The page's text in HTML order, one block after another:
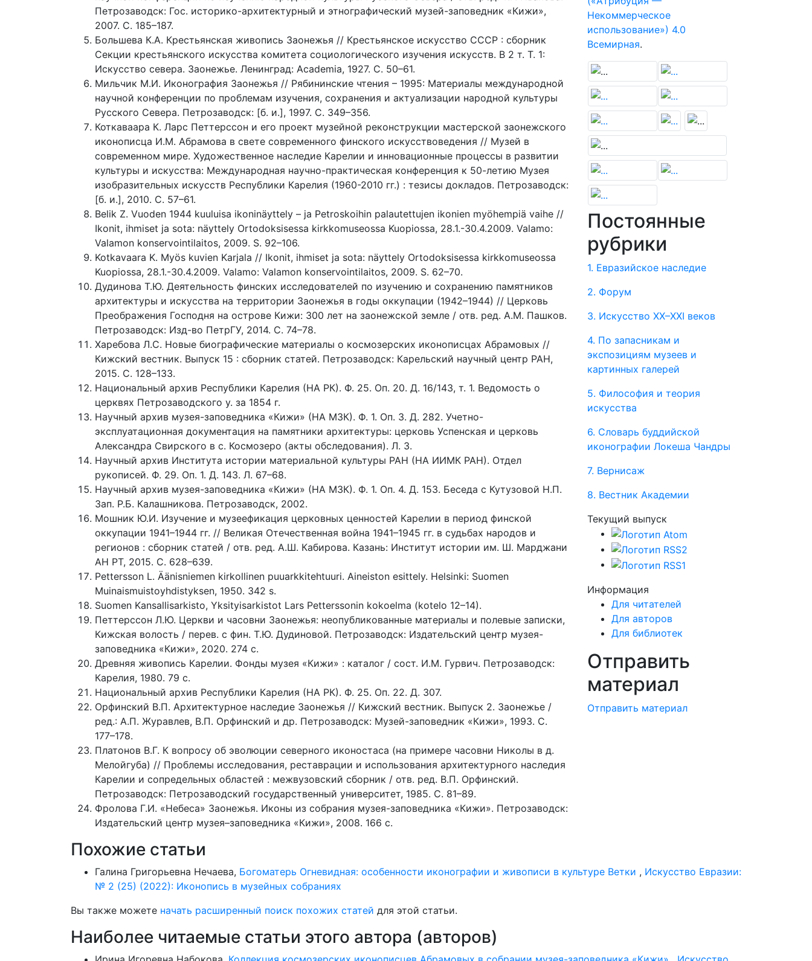
Некоммерческое
использование») 4.0
Всемирная.
Постоянные
рубрики
1. Евразийское наследие
2. Форум
3. Искусство XX–XXI веков
4. По запасникам и
экспозициям музеев и
картинных галерей
5. Философия и теория
искусства
6. Словарь буддийской
иконографии Локеша Чандры
7. Вернисаж
8. Вестник Академии
Текущий выпуск
Информация
Для читателей
Для авторов
Для библиотек
Отправить
материал
Отправить материал
Петрозаводск: Гос. историко-архитектурный и этнографический музей-заповедник «Кижи»,
2007. С. 185–187.
Большева К.А. Крестьянская живопись Заонежья // Крестьянское искусство СССР : сборник
Секции крестьянского искусства комитета социологического изучения искусств. В 2 т. Т. 1:
Искусство севера. Заонежье. Ленинград: Academia, 1927. С. 50–61.
Мильчик М.И. Иконография Заонежья // Рябининские чтения – 1995: Материалы международной
научной конференции по проблемам изучения, сохранения и актуализации народной культуры
Русского Севера. Петрозаводск: [б. и.], 1997. С. 349–356.
Коткаваара К. Ларс Петтерссон и его проект музейной реконструкции мастерской заонежского
иконописца И.М. Абрамова в свете современного финского искусствоведения // Музей в
современном мире. Художественное наследие Карелии и инновационные процессы в развитии
культуры и искусства: Международная научно-практическая конференция к 50-летию Музея
изобразительных искусств Республики Карелия (1960-2010 гг.) : тезисы докладов. Петрозаводск:
[б. и.], 2010. С. 57–61.
Belik Z. Vuoden 1944 kuuluisa ikoninäyttely – ja Petroskoihin palautettujen ikonien myöhempiä vaihe //
Ikonit, ihmiset ja sota: näyttely Ortodoksisessa kirkkomuseossa Kuopiossa, 28.1.-30.4.2009. Valamo:
Valamon konservointilaitos, 2009. S. 92–106.
Kotkavaara K. Myös kuvien Karjala // Ikonit, ihmiset ja sota: näyttely Ortodoksisessa kirkkomuseossa
Kuopiossa, 28.1.-30.4.2009. Valamo: Valamon konservointilaitos, 2009. S. 62–70.
Дудинова Т.Ю. Деятельность финских исследователей по изучению и сохранению памятников
архитектуры и искусства на территории Заонежья в годы оккупации (1942–1944) // Церковь
Преображения Господня на острове Кижи: 300 лет на заонежской земле / отв. ред. А.М. Пашков.
Петрозаводск: Изд-во ПетрГУ, 2014. С. 74–78.
Харебова Л.С. Новые биографические материалы о космозерских иконописцах Абрамовых //
Кижский вестник. Выпуск 15 : сборник статей. Петрозаводск: Карельский научный центр РАН,
2015. С. 128–133.
Национальный архив Республики Карелия (НА РК). Ф. 25. Оп. 20. Д. 16/143, т. 1. Ведомость о
церквях Петрозаводского у. за 1854 г.
Научный архив музея-заповедника «Кижи» (НА МЗК). Ф. 1. Оп. 3. Д. 282. Учетно-
эксплуатационная документация на памятники архитектуры: церковь Успенская и церковь
Александра Свирского в с. Космозеро (акты обследования). Л. 3.
Научный архив Института истории материальной культуры РАН (НА ИИМК РАН). Отдел
рукописей. Ф. 29. Оп. 1. Д. 143. Л. 67–68.
Научный архив музея-заповедника «Кижи» (НА МЗК). Ф. 1. Оп. 4. Д. 153. Беседа с Кутузовой Н.П.
Зап. Р.Б. Калашникова. Петрозаводск, 2002.
Мошник Ю.И. Изучение и музеефикация церковных ценностей Карелии в период финской
оккупации 1941–1944 гг. // Великая Отечественная война 1941–1945 гг. в судьбах народов и
регионов : сборник статей / отв. ред. А.Ш. Кабирова. Казань: Институт истории им. Ш. Марджани
АН РТ, 2015. С. 628–639.
Pettersson L. Äänisniemen kirkollinen puuarkkitehtuuri. Aineiston esittely. Helsinki: Suomen
Muinaismuistoyhdistyksen, 1950. 342 s.
Suomen Kansallisarkisto, Yksityisarkistot Lars Petterssonin kokoelma (kotelo 12–14).
Петтерссон Л.Ю. Церкви и часовни Заонежья: неопубликованные материалы и полевые записки,
Кижская волость / перев. с фин. Т.Ю. Дудиновой. Петрозаводск: Издательский центр музея-
заповедника «Кижи», 2020. 274 с.
Древняя живопись Карелии. Фонды музея «Кижи» : каталог / сост. И.М. Гурвич. Петрозаводск:
Карелия, 1980. 79 с.
Национальный архив Республики Карелия (НА РК). Ф. 25. Оп. 22. Д. 307.
Орфинский В.П. Архитектурное наследие Заонежья // Кижский вестник. Выпуск 2. Заонежье /
ред.: А.П. Журавлев, В.П. Орфинский и др. Петрозаводск: Музей-заповедник «Кижи», 1993. С.
177–178.
Платонов В.Г. К вопросу об эволюции северного иконостаса (на примере часовни Николы в д.
Мелойгуба) // Проблемы исследования, реставрации и использования архитектурного наследия
Карелии и сопредельных областей : межвузовский сборник / отв. ред. В.П. Орфинский.
Петрозаводск: Петрозаводский государственный университет, 1985. С. 81–89.
Фролова Г.И. «Небеса» Заонежья. Иконы из собрания музея-заповедника «Кижи». Петрозаводск:
Издательский центр музея–заповедника «Кижи», 2008. 166 с.
Похожие статьи
Галина Григорьевна Нечаева, Богоматерь Огневидная: особенности иконографии и живописи в культуре Ветки , Искусство Евразии:
№ 2 (25) (2022): Иконопись в музейных собраниях
Вы также можете начать расширенный поиск похожих статей для этой статьи.
Наиболее читаемые статьи этого автора (авторов)